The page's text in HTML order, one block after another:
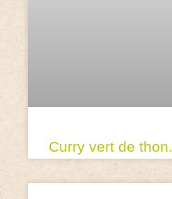
Curry vert de thon.